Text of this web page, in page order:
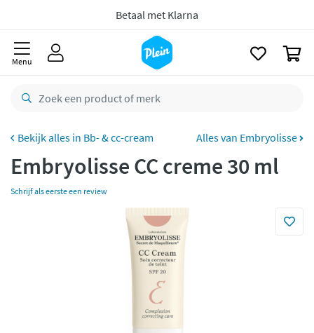
Gratisretourneren
8,8/10
CO2 neutraal
Betaal met Klarna
Menu
Bb- & cc-cream Alles van Embryolisse
Embryolisse CC creme 30 ml
Schrijf als eerste een review